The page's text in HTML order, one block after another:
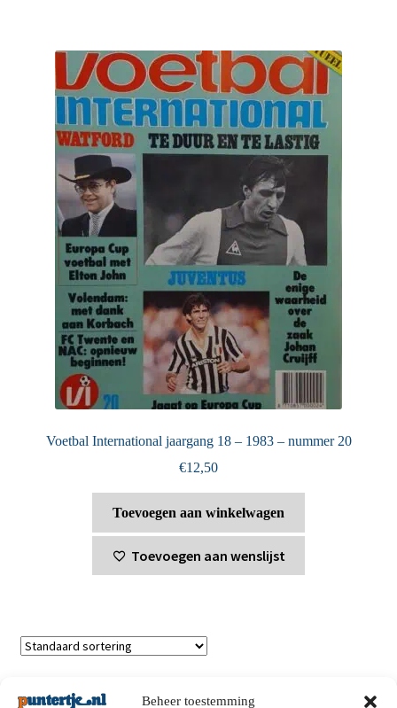
Beheer toestemming
Voetbal International jaargang 18 – 1983 – nummer 20
€12,50
Toevoegen aan winkelwagen
Toevoegen aan wenslijst